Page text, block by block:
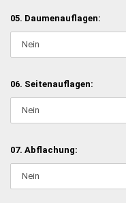
05. Daumenauflagen:
06. Seitenauflagen:
07. Abflachung: